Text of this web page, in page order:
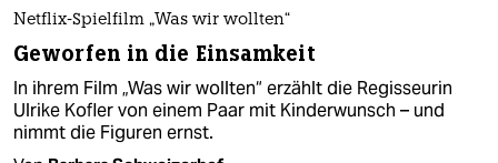
Netflix-Spielfilm „Was wir wollten“
Geworfen in die Einsamkeit
In ihrem Film „Was wir wollten“ erzählt die Regisseurin
Ulrike Kofler von einem Paar mit Kinderwunsch – und
nimmt die Figuren ernst.